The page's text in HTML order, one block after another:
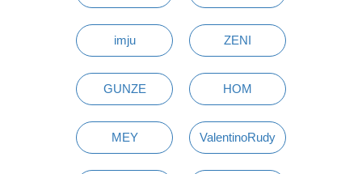
imju ZENI
GUNZE HOM
MEY ValentinoRudy